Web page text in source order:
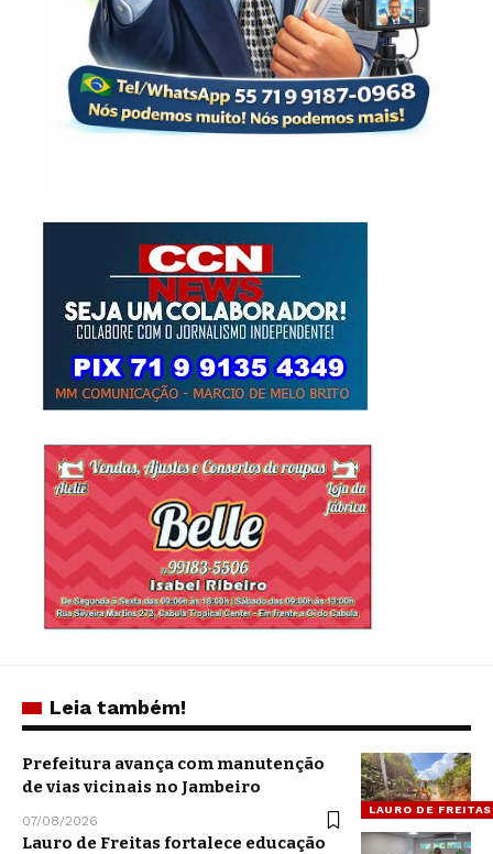
Leia também!
LAURO DE FREITAS
Prefeitura avança com manutenção
de vias vicinais no Jambeiro
07/08/2026
Lauro de Freitas fortalece educação